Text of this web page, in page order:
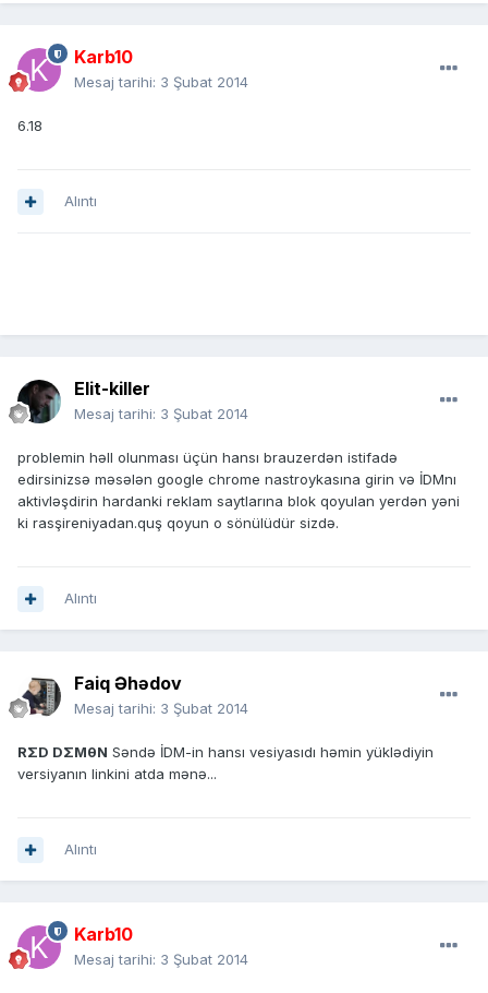
Karb10
Mesaj tarihi: 3 Şubat 2014
6.18
Alıntı
Elit-killer
Mesaj tarihi: 3 Şubat 2014
problemin həll olunması üçün hansı brauzerdən istifadə
edirsinizsə məsələn google chrome nastroykasına girin və İDMnı
aktivləşdirin hardanki reklam saytlarına blok qoyulan yerdən yəni
ki rasşireniyadan.quş qoyun o sönülüdür sizdə.
Alıntı
Faiq Əhədov
Mesaj tarihi: 3 Şubat 2014
RΣD DΣMθN Səndə İDM-in hansı vesiyasıdı həmin yüklədiyin
versiyanın linkini atda mənə...
Alıntı
Karb10
Mesaj tarihi: 3 Şubat 2014